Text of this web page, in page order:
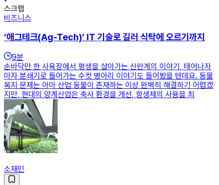
스크랩
비즈니스
‘애그테크(Ag-Tech)’ IT 기술로 길러 식탁에 오르기까지
9분
손바닥만 한 사육장에서 평생을 살아가는 산란계의 이야기, 태어나자
마자 분쇄기로 들어가는 수컷 병아리 이야기도 들어봤을 텐데요. 동물
복지 문제는 아마 산업 동물이 존재하는 이상 완벽히 해결하기 어렵겠
지만, 현대의 양계산업은 축사 환경을 개선, 항생제의 사용을 최
소재민